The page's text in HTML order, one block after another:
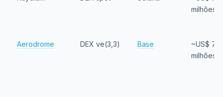
milhões
Aerodrome DEX ve(3,3) Base
~US$ 75
milhões